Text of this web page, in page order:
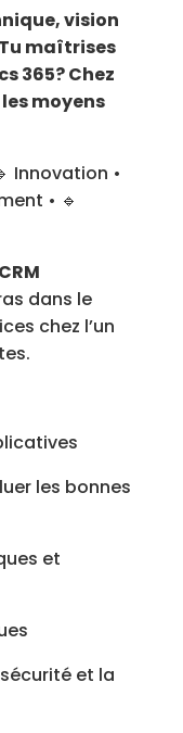
vision
maîtrises
365? Chez
moyens
Innovation •
• 🔹
dans le
chez l’un
les bonnes
et
et la